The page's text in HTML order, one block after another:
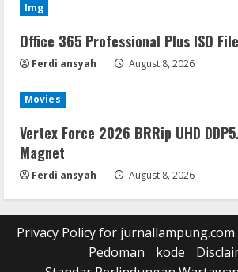
Img
Office 365 Professional Plus ISO
Ferdi ansyah August 8, 2026
Movies
Vertex Force 2026 BRRip UHD
Magnet
Ferdi ansyah August 8, 2026
Privacy Policy for jurnallampung.com
Pedoman
kode